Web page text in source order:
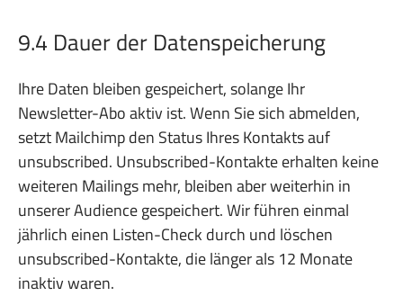
9.4 Dauer der Datenspeicherung
Ihre Daten bleiben gespeichert, solange Ihr
Newsletter-Abo aktiv ist. Wenn Sie sich abmelden,
setzt Mailchimp den Status Ihres Kontakts auf
unsubscribed. Unsubscribed-Kontakte erhalten keine
weiteren Mailings mehr, bleiben aber weiterhin in
unserer Audience gespeichert. Wir führen einmal
jährlich einen Listen-Check durch und löschen
unsubscribed-Kontakte, die länger als 12 Monate
inaktiv waren.